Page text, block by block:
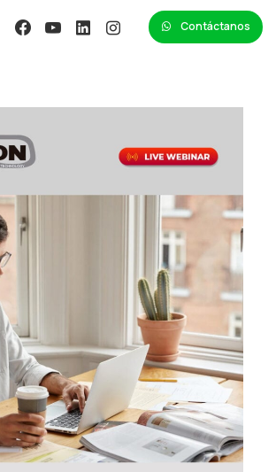
Contáctanos